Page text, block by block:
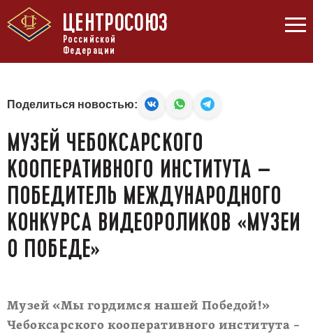
ЦЕНТРОСОЮЗ
Российской
Федерации
Поделиться новостью:
МУЗЕЙ ЧЕБОКСАРСКОГО
КООПЕРАТИВНОГО ИНСТИТУТА –
ПОБЕДИТЕЛЬ МЕЖДУНАРОДНОГО
КОНКУРСА ВИДЕОРОЛИКОВ «МУЗЕИ
О ПОБЕДЕ»
Музей «Мы гордимся нашей Победой!»
Чебоксарского кооперативного института –